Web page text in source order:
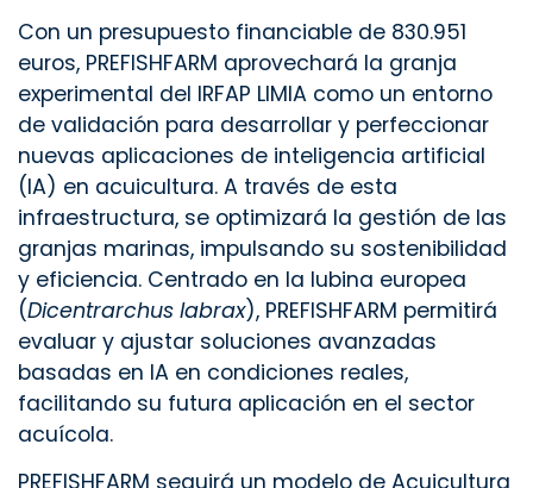
Con un presupuesto financiable de 830.951
euros, PREFISHFARM aprovechará la granja
experimental del IRFAP LIMIA como un entorno
de validación para desarrollar y perfeccionar
nuevas aplicaciones de inteligencia artificial
(IA) en acuicultura. A través de esta
infraestructura, se optimizará la gestión de las
granjas marinas, impulsando su sostenibilidad
y eficiencia. Centrado en la lubina europea
(Dicentrarchus labrax), PREFISHFARM permitirá
evaluar y ajustar soluciones avanzadas
basadas en IA en condiciones reales,
facilitando su futura aplicación en el sector
acuícola.
PREFISHFARM seguirá un modelo de Acuicultura